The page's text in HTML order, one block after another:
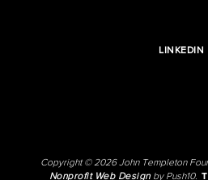
LINKEDIN
Copyright © 2026 John Templeton
Nonprofit Web Designby Push10.